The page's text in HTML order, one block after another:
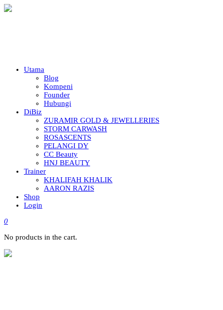
Utama
Blog
Kompeni
Founder
Hubungi
DiBiz
ZURAMIR GOLD & JEWELLERIES
STORM CARWASH
ROSASCENTS
PELANGI DY
CC Beauty
HNJ BEAUTY
Trainer
KHALIFAH KHALIK
AARON RAZIS
Shop
Login
0
No products in the cart.